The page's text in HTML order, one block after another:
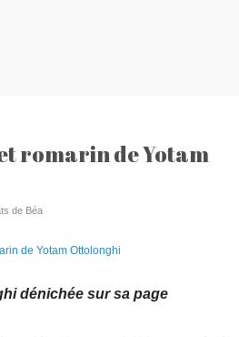
romarin de Yotam
de Béa
dénichée sur sa page